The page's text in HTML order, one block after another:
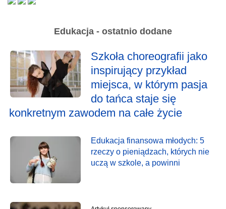
Edukacja - ostatnio dodane
Szkoła choreografii jako
inspirujący przykład
miejsca, w którym pasja
do tańca staje się
konkretnym zawodem na całe życie
Edukacja finansowa młodych: 5
rzeczy o pieniądzach, których nie
uczą w szkole, a powinni